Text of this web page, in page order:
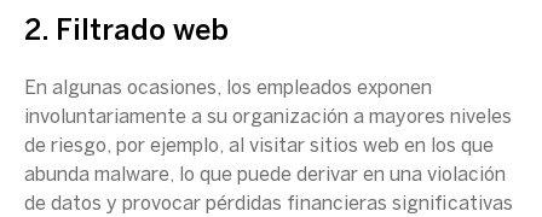
2. Filtrado web
En algunas ocasiones, los empleados exponen
involuntariamente a su organización a mayores niveles
de riesgo, por ejemplo, al visitar sitios web en los que
abunda malware, lo que puede derivar en una violación
de datos y provocar pérdidas financieras significativas